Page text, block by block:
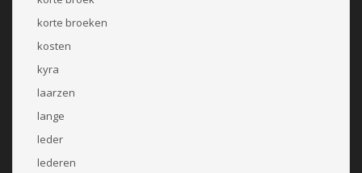
korte broeken
kosten
kyra
laarzen
lange
leder
lederen